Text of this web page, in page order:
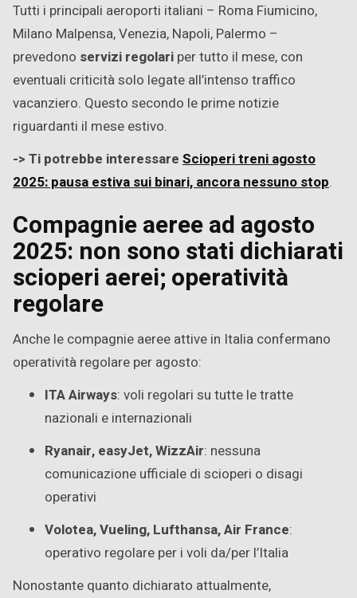
Tutti i principali aeroporti italiani – Roma Fiumicino,
Milano Malpensa, Venezia, Napoli, Palermo –
prevedono servizi regolari per tutto il mese, con
eventuali criticità solo legate all’intenso traffico
vacanziero. Questo secondo le prime notizie
riguardanti il mese estivo.
-> Ti potrebbe interessare Scioperi treni agosto
2025: pausa estiva sui binari, ancora nessuno stop.
Compagnie aeree ad agosto
2025: non sono stati dichiarati
scioperi aerei; operatività
regolare
Anche le compagnie aeree attive in Italia confermano
operatività regolare per agosto:
ITA Airways: voli regolari su tutte le tratte
nazionali e internazionali
Ryanair, easyJet, WizzAir: nessuna
comunicazione ufficiale di scioperi o disagi
operativi
Volotea, Vueling, Lufthansa, Air France:
operativo regolare per i voli da/per l’Italia
Nonostante quanto dichiarato attualmente,